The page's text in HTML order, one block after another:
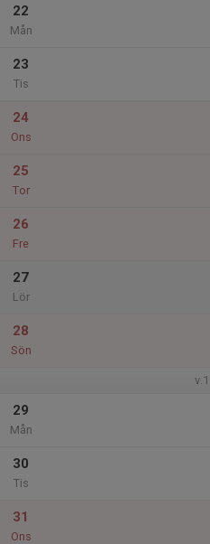
22
Mån
23
Tis
24
Ons
25
Tor
26
Fre
27
Lör
28
Sön
v.1
29
Mån
30
Tis
31
Ons